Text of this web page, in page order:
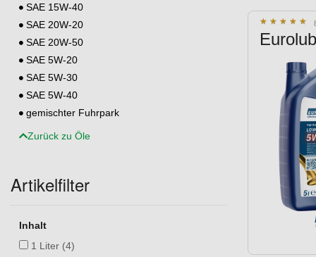
★ ★ ★ ★ ★
★ ★ ★ ★ ★
SAE 15W-40
SAE 20W-20
SAE 20W-50
SAE 5W-20
SAE 5W-30
SAE 5W-40
gemischter Fuhrpark
Zurück zu Öle
Artikelfilter
Inhalt
1 Liter (4)